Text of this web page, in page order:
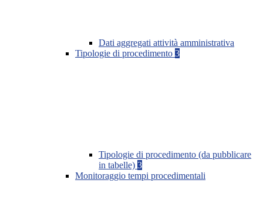
Dati aggregati attività amministrativa
Tipologie di procedimento 3
Tipologie di procedimento (da pubblicare
in tabelle) 3
Monitoraggio tempi procedimentali